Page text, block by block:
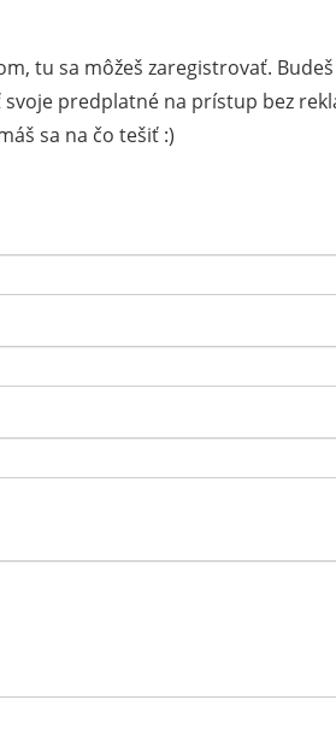
tu sa môžeš zaregistrovať.
predplatné na prístup bez
sa na čo tešiť :)